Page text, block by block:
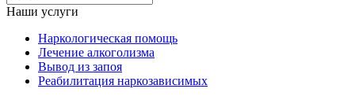
Наши услуги
Наркологическая помощь
Лечение алкоголизма
Вывод из запоя
Реабилитация наркозависимых